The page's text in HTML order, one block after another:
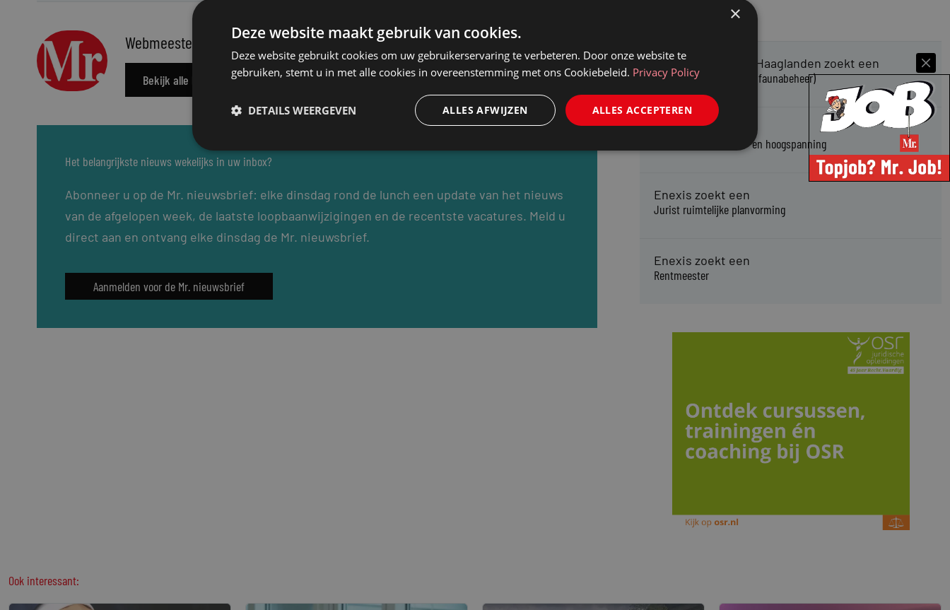
Webmeester
Bekijk alle berichten
Het belangrijkste nieuws wekelijks in uw inbox?
Abonneer u op de Mr. nieuwsbrief: elke dinsdag rond de lunch een update van het nieuws
van de afgelopen week, de laatste loopbaanwijzigingen en de recentste vacatures. Meld u
direct aan en ontvang elke dinsdag de Mr. nieuwsbrief.
Aanmelden voor de Mr. nieuwsbrief
Omgevingsdienst Haaglanden zoekt een
Jurist Omgevingsrecht (faunabeheer)
Enexis zoekt een
Rentmeester midden- en hoogspanning
Enexis zoekt een
Jurist ruimtelijke planvorming
Enexis zoekt een
Rentmeester
Ook interessant:
×
Deze website maakt gebruik van cookies.
Deze website gebruikt cookies om uw gebruikerservaring te verbeteren. Door onze website te
gebruiken, stemt u in met alle cookies in overeenstemming met ons Cookiebeleid. Privacy Policy
ALLES ACCEPTEREN
ALLES AFWIJZEN
DETAILS WEERGEVEN